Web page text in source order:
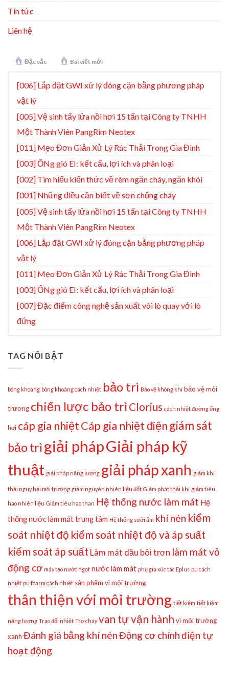
Tin tức
Liên hệ
Đặc sắc Bài viết mới
[006] Lắp đặt GWI xử lý đóng cặn bằng phương pháp
vật lý
[005] Vệ sinh tẩy lửa nồi hơi 15 tấn tại Công ty TNHH
Một Thành Viên PangRim Neotex
[011] Mẹo Đơn Giản Xử Lý Rác Thải Trong Gia Đình
[003] ỐNg gió EI: kết cấu, lợi ích và phân loại
[002] Tìm hiểu kiến thức về rèm ngăn cháy, ngăn khói
[001] Những điều cần biết về sơn chống cháy
[005] Vệ sinh tẩy lửa nồi hơi 15 tấn tại Công ty TNHH
Một Thành Viên PangRim Neotex
[006] Lắp đặt GWI xử lý đóng cặn bằng phương pháp
vật lý
[011] Mẹo Đơn Giản Xử Lý Rác Thải Trong Gia Đình
[003] ỐNg gió EI: kết cấu, lợi ích và phân loại
[007] Đặc điểm công nghệ sản xuất vôi lò quay với lò
đứng
TAG NỔI BẬT
bông khoáng bông khoáng cách nhiệt bảo trì Bảo vệ không khí bảo vệ môi
trương chiến lược bảo trì Clorius cách nhiệt đường ống
hơi cáp gia nhiệtCáp gia nhiệt điện giám sát
bảo trìgiải phápGiải pháp kỹ
thuật giải pháp năng lượng giải pháp xanh giảm khí
thải nguy hại môi trường giảm nguyên nhiên liệu đốt Giảm phát thải khí giảm tiêu
hao nhiên liệu Giảm tiêu hao than Hệ thống nước làm mát Hệ
thống nước làm mát trung tâm Hệ thống sưởi ấm khí nén kiểm
soát nhiệt độ kiểm soát nhiệt độ và áp suất
kiểm soát áp suất Làm mát dầu bôi trơn làm mát vỏ
động cơ máy tạo nước ngọt nước làm mát phụ gia xúc tác Eplus pu cách
nhiệt pu foarm cách nhiệt sản phẩm vì môi trường
thân thiện với môi trường tiết kiệm tiết kiệm
năng lượng Trao đổi nhiệt Trợ cháy van tự vận hành vì môi trường
xanh Đánh giá bằng khí nénĐộng cơ chínhđiện tự
hoạt động